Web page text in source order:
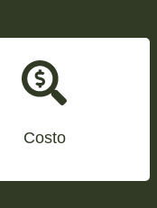
Costo